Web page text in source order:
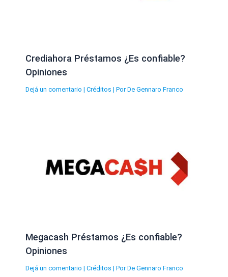
Crediahora Préstamos ¿Es confiable?
Opiniones
Dejá un comentario | Créditos | Por De Gennaro Franco
Megacash Préstamos ¿Es confiable?
Opiniones
Dejá un comentario | Créditos | Por De Gennaro Franco